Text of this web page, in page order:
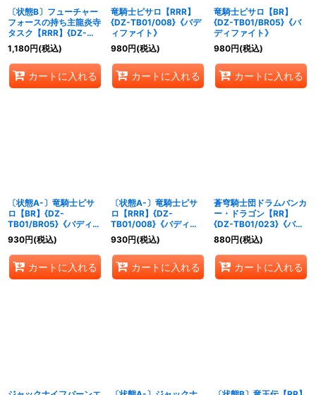
〔状態B〕フューチャー
フォースの持ち主龍炎寺
タスク【RRR】{DZ-
TB01/002}《バディフ
ァイト》
1,180円(税込)
カートに入れる
竜騎士ピサロ【RRR】
{DZ-TB01/008}《バデ
ィファイト》
980円(税込)
カートに入れる
竜騎士ピサロ【BR】
{DZ-TB01/BR05}《バ
ディファイト》
980円(税込)
カートに入れる
〔状態A-〕竜騎士ピサ
ロ【BR】{DZ-
TB01/BR05}《バディフ
ァイト》
930円(税込)
カートに入れる
〔状態A-〕竜騎士ピサ
ロ【RRR】{DZ-
TB01/008}《バディフ
ァイト》
930円(税込)
カートに入れる
蒼穹騎士団ドラムバンカ
ー・ドラゴン【RR】
{DZ-TB01/023}《バデ
ィファイト》
880円(税込)
カートに入れる